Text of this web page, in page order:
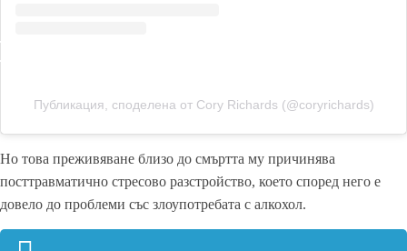
Публикация, споделена от Cory Richards (@coryrichards)
Но това преживяване близо до смъртта му причинява
посттравматично стресово разстройство, което според него е
довело до проблеми със злоупотребата с алкохол.